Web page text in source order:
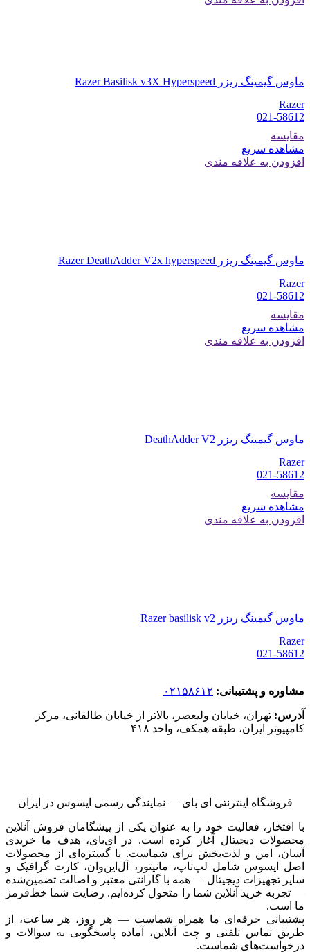
ماوس گیمینگ ریزر Razer Basilisk v3X Hyperspeed
Razer
021-58612
مقایسه
مشاهده سریع
افزودن به علاقه مندی
ماوس گیمینگ ریزر Razer DeathAdder V2x hyperspeed
Razer
021-58612
مقایسه
مشاهده سریع
افزودن به علاقه مندی
ماوس گیمینگ ریزر DeathAdder V2
Razer
021-58612
مقایسه
مشاهده سریع
افزودن به علاقه مندی
ماوس گیمینگ ریزر Razer basilisk v2
Razer
021-58612
مشاوره و پشتیبانی: ۰۲۱۵۸۶۱۲
آدرس: تهران، خیابان ولیعصر، بالاتر از خیابان طالقانی، مرکز
کامپیوتر ایران، طبقه همکف، واحد ۴۱۸
فروشگاه اینترنتی ای‌ بای — نمایندگی رسمی ایسوس در ایران
با افتخار، فعالیت خود را به عنوان یکی از پیشگامان فروش آنلاین
محصولات دیجیتال آغاز کرده است. در ای‌بای، هدف ما خریدی
آسان، امن و لذت‌بخش برای شماست. با گستره‌ای از محصولات
اصل ایسوس شامل لپ‌تاپ، مانیتور، آل‌این‌وان، کارت گرافیک و
سایر تجهیزات دیجیتال — همه با گارانتی معتبر و اصالت تضمین‌شده
— تجربه خرید آنلاین شما را متحول کرده‌ایم. رضایت شما خط‌قرمز
ما است.
پشتیبانی حرفه‌ای ما همراه شماست — هر روز، هر ساعت، از
طریق تماس تلفنی و چت آنلاین، آماده پاسخگویی به سوالات و
درخواست‌های شماست.